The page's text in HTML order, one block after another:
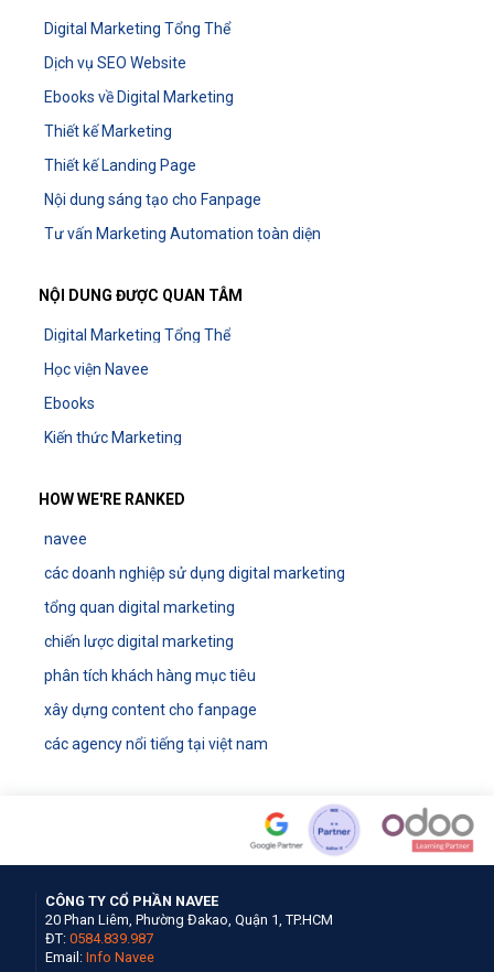
Digital Marketing Tổng Thể
Dịch vụ SEO Website
Ebooks về Digital Marketing
Thiết kế Marketing
Thiết kế Landing Page
Nội dung sáng tạo cho Fanpage
Tư vấn Marketing Automation toàn diện
NỘI DUNG ĐƯỢC QUAN TÂM
Digital Marketing Tổng Thể
Học viện Navee
Ebooks
Kiến thức Marketing
HOW WE'RE RANKED
navee
các doanh nghiệp sử dụng digital marketing
tổng quan digital marketing
chiến lược digital marketing
phân tích khách hàng mục tiêu
xây dựng content cho fanpage
các agency nổi tiếng tại việt nam
CÔNG TY CỔ PHẦN NAVEE
20 Phan Liêm, Phường Đakao, Quận 1, TP.HCM
ĐT: 0584.839.987
Email: Info Navee